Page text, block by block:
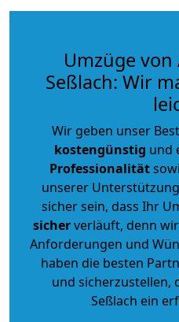
Umzüge von
Seßlach: Wir
Wir geben unser
kostengünstig und
Professionalität
unserer
sicher sein, dass Ihr
sicherverläuft, denn
Anforderungen und
haben die besten
und sicherzustellen,
Seßlach ein